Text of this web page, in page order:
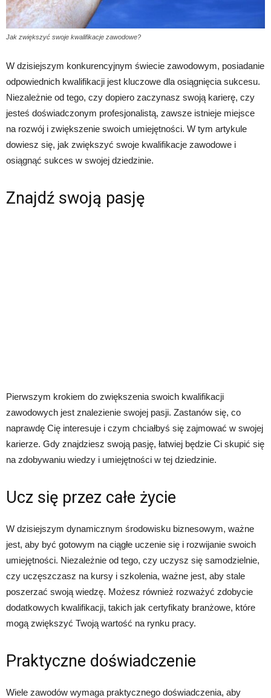
Jak zwiększyć swoje kwalifikacje zawodowe?
W dzisiejszym konkurencyjnym świecie zawodowym, posiadanie
odpowiednich kwalifikacji jest kluczowe dla osiągnięcia sukcesu.
Niezależnie od tego, czy dopiero zaczynasz swoją karierę, czy
jesteś doświadczonym profesjonalistą, zawsze istnieje miejsce
na rozwój i zwiększenie swoich umiejętności. W tym artykule
dowiesz się, jak zwiększyć swoje kwalifikacje zawodowe i
osiągnąć sukces w swojej dziedzinie.
Znajdź swoją pasję
Pierwszym krokiem do zwiększenia swoich kwalifikacji
zawodowych jest znalezienie swojej pasji. Zastanów się, co
naprawdę Cię interesuje i czym chciałbyś się zajmować w swojej
karierze. Gdy znajdziesz swoją pasję, łatwiej będzie Ci skupić się
na zdobywaniu wiedzy i umiejętności w tej dziedzinie.
Ucz się przez całe życie
W dzisiejszym dynamicznym środowisku biznesowym, ważne
jest, aby być gotowym na ciągłe uczenie się i rozwijanie swoich
umiejętności. Niezależnie od tego, czy uczysz się samodzielnie,
czy uczęszczasz na kursy i szkolenia, ważne jest, aby stale
poszerzać swoją wiedzę. Możesz również rozważyć zdobycie
dodatkowych kwalifikacji, takich jak certyfikaty branżowe, które
mogą zwiększyć Twoją wartość na rynku pracy.
Praktyczne doświadczenie
Wiele zawodów wymaga praktycznego doświadczenia, aby